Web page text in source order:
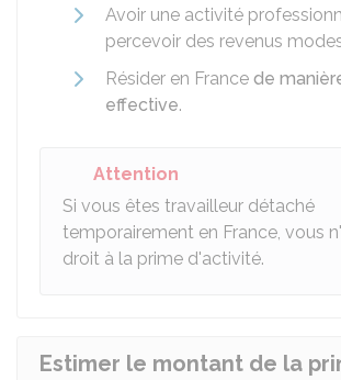
Avoir une activité
percevoir des revenus
Résider en France de
effective.
Attention
Si vous êtes travailleur détaché
temporairement en France, vous
droit à la prime d'activité.
Estimer le montant de la